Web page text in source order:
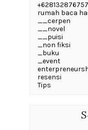
rumah baca
__cerpen
__novel
__puisi
_non fiksi
_buku
_event
resensi
Tips